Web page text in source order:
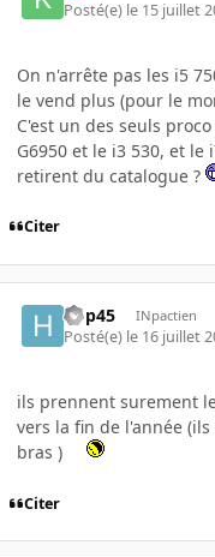
Posté(e) le 15 juillet
On n'arrête pas les i5
le vend plus (pour le
C'est un des seuls
G6950 et le i3 530, et
retirent du catalogue ?
Citer
hop45 INpactien
Posté(e) le 16 juillet
ils prennent surement
vers la fin de l'année
bras )
Citer